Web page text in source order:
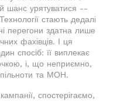
шанс урятуватися --
стають дедалі
перегони здатна лише
фахівців. І ця
спосіб: її виплекає
і, що неприємно,
та МОН.
спостерігаємо,